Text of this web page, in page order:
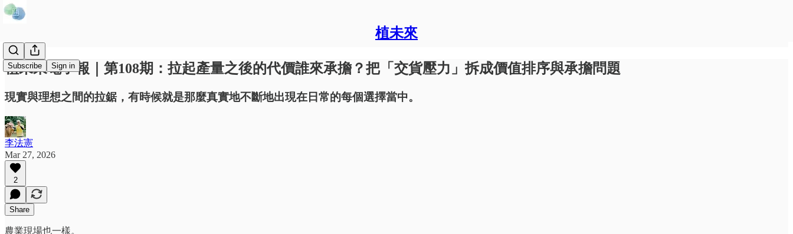
植未來
Subscribe Sign in
植未來電子報｜第108期：拉起產量之後的代價誰來承擔？把「交貨壓力」拆成價值排序與承擔問題
現實與理想之間的拉鋸，有時候就是那麼真實地不斷地出現在日常的每個選擇當中。
李法憲
Mar 27, 2026
2
Share
農業現場也一樣。